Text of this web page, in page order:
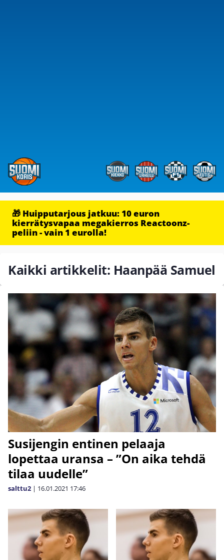
🎁 Huipputarjous jatkuu: 10 euron
kierrätysvapaa megakierros Reactoonz-
peliin - vain 1 eurolla!
Kaikki artikkelit: Haanpää Samuel
Susijengin entinen pelaaja
lopettaa uransa – ”On aika tehdä
tilaa uudelle”
salttu2 | 16.01.2021 17:46